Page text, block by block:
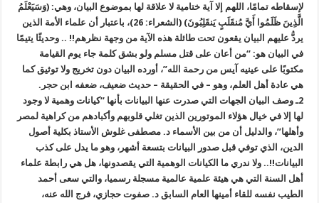
لإسقاطه تمامًا، اللهم إلا آية ختامية لا علاقة لها بموضوع البيان، وهي: (وَسَيَعْلَمُ
الَّذِينَ ظَلَمُوا أَيَّ مُنقَلَبٍ يَنقَلِبُونَ) (الشعراء: 26)
، باعتبار أن علماء الأمة الذين
يردُّ عليهم البيان يقعون تحت طائلة هذه الآية من وجهة نظرهم!! .. وحديثًا يتيمًا
في البيان هو: “من أعان على قتل مسلم ولو بشق كلمة جاء يوم القيامة
مكتوبًا على عينيه آيس من رحمة الله”، أورده البيان دون تخريج ولا توثيق كما
هي عادة أهل العلم، وهو – في الحقيقة – حديث ضعيف، ضعفه ابن حجر .
2ـ وصف البيان الجهات التي صدرت عنها البيانات بأنها “كيانات وهمية لا وجود
لها إلا في خيال هؤلاء الموتورين الذين تغلي قلوبهم وأكبادهم من كراهية لمصر
وأهلها”، والدليل أن من بين الأسماء د. مصطفى غلوش الأستاذ بكلية أصول
الدين، الذي توفي قبل صدور البيانات بتسعة أشهر، وهو ما يدل على كذب
البيانات!!.. ولا ندري ما الكيانات الوهمية التي يقصدونها، هل هي رابطة علماء
أهل السنة التي هي هيئة علمية عالمية مسجلة رسميا، والتي سعى أحمد
الطيب نفسه للقاء أمينها العام السابق د. صفوت حجازي، فرج الله عنه،